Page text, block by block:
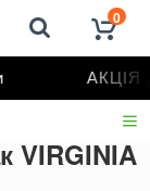
АКЦІЯ
0
VIRGINIA